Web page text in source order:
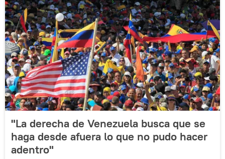
"La derecha de Venezuela busca que se
haga desde afuera lo que no pudo hacer
adentro"